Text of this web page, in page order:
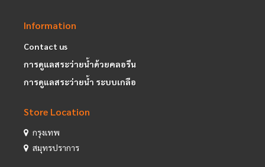
Information
Contact us
การดูแลสระว่ายน้ำด้วยคลอรีน
การดูแลสระว่ายน้ำ ระบบเกลือ
Store Location
กรุงเทพ
สมุทรปราการ